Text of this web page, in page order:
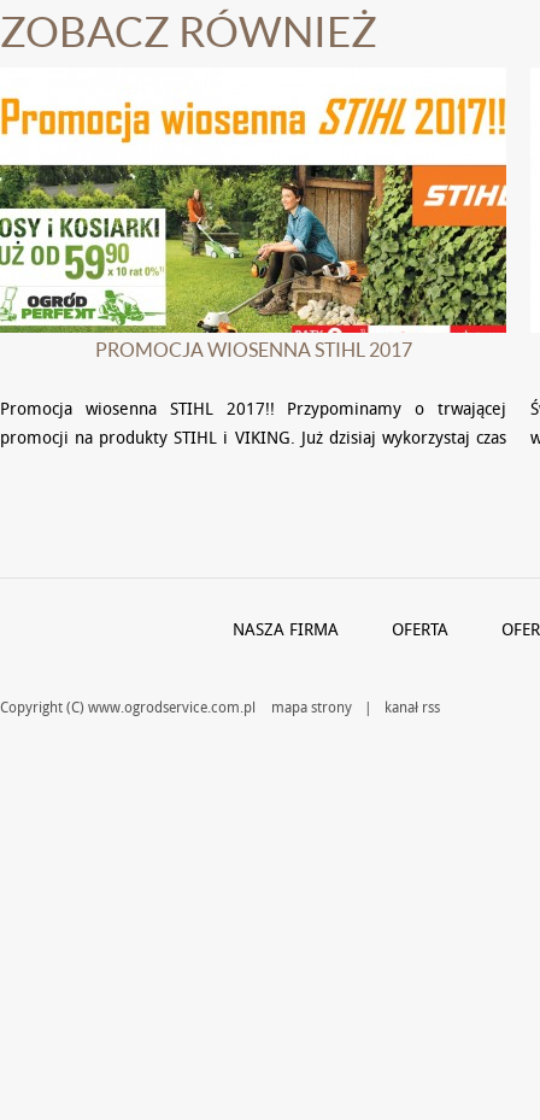
ZOBACZ RÓWNIEŻ
PROMOCJA WIOSENNA STIHL 2017
Promocja wiosenna STIHL 2017!! Przypominamy o trwającej
promocji na produkty STIHL i VIKING. Już dzisiaj wykorzystaj czas
NASZA FIRMA OFERTA
Copyright (C) www.ogrodservice.com.pl mapa strony | kanał rss